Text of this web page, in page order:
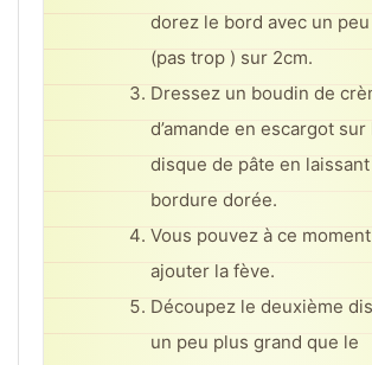
dorez le bord avec un peu
(pas trop ) sur 2cm.
Dressez un boudin de
d’amande en escargot sur
disque de pâte en
bordure dorée.
Vous pouvez à ce moment
ajouter la fève.
Découpez le deuxième
un peu plus grand que le